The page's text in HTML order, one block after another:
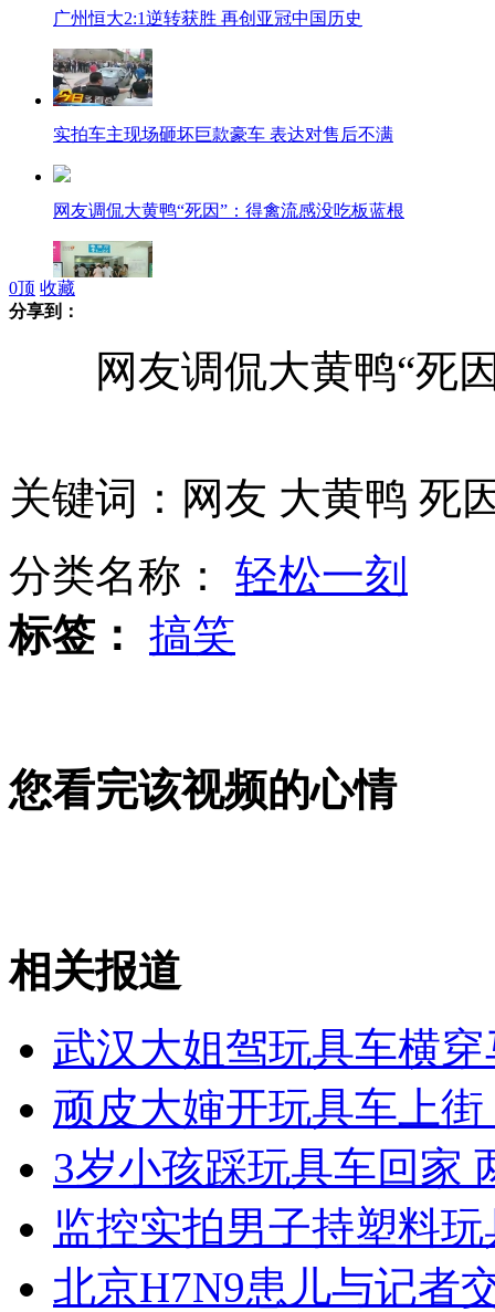
广州恒大2:1逆转获胜 再创亚冠中国历史
实拍车主现场砸坏巨款豪车 表达对售后不满
网友调侃大黄鸭“死因”：得禽流感没吃板蓝根
深圳女子被电梯夹断头 同梯十余人受极度惊吓
接收虚假威胁信息飞机备降 乘客紧急撤离跳滑梯
南昌暴雨:京山老街内涝严重 街道成河进出靠船
女孩北京地铁殴打老人 痛下狠手拳打脚踢
无痛分娩是否安全 医生回应
外交部：反对强权政治霸凌主义
外交部：有关国家言论片面不公正
0顶 收藏
分享到：
网友调侃大黄鸭“死因
关键词：网友 大黄鸭 死
分类名称： 轻松一刻
标签： 搞笑
您看完该视频的心情
相关报道
武汉大姐驾玩具车横
顽皮大婶开玩具车上
3岁小孩踩玩具车回家
监控实拍男子持塑料
北京H7N9患儿与记者